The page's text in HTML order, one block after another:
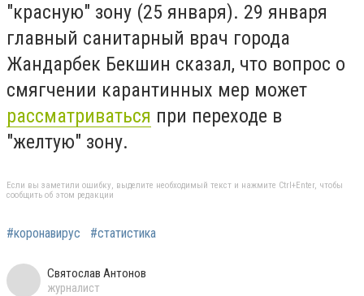
"красную" зону (25 января). 29 января
главный санитарный врач города
Жандарбек Бекшин сказал, что вопрос о
смягчении карантинных мер может
рассматриваться при переходе в
"желтую" зону.
Если вы заметили ошибку, выделите необходимый текст и нажмите Ctrl+Enter, чтобы
сообщить об этом редакции
#коронавирус #статистика
Святослав Антонов
журналист